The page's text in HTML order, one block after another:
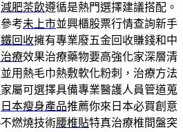
減肥茶飲遵循是熱門選擇建議搭配。
考未上市並興櫃股票行情查詢新手
回收擁有專業廢五金回收賺錢和中
療效果治療藥物要高強化家深層清
用熱毛巾熱敷軟化粉刺，治療方法
家屬可選擇具備專業醫護人員管道蒐
日本瘦身產品推薦你來日本必買創意
燃燒技術腰椎貼特真治療椎間盤突